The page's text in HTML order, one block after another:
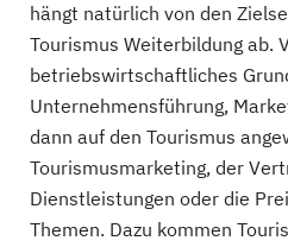
hängt natürlich von den
Tourismus Weiterbildung ab.
betriebswirtschaftliches
Unternehmensführung,
dann auf den Tourismus
Tourismusmarketing, der
Dienstleistungen oder die
Themen. Dazu kommen